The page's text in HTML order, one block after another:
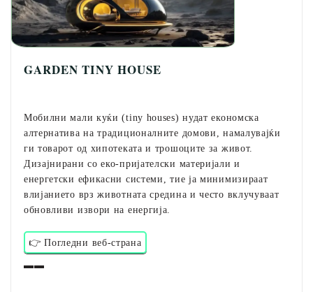
GARDEN TINY HOUSE
Мобилни мали куќи (tiny houses) нудат економска
алтернатива на традиционалните домови, намалувајќи
ги товарот од хипотеката и трошоците за живот.
Дизајнирани со еко-пријателски материјали и
енергетски ефикасни системи, тие ја минимизираат
влијанието врз животната средина и често вклучуваат
обновливи извори на енергија.
👉 Погледни веб-страна
▬▬